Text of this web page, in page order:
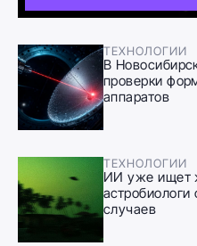
ТЕХНОЛОГИИ
В
проверки
аппаратов
ТЕХНОЛОГИИ
ИИ уже ищет
астробиологи
случаев